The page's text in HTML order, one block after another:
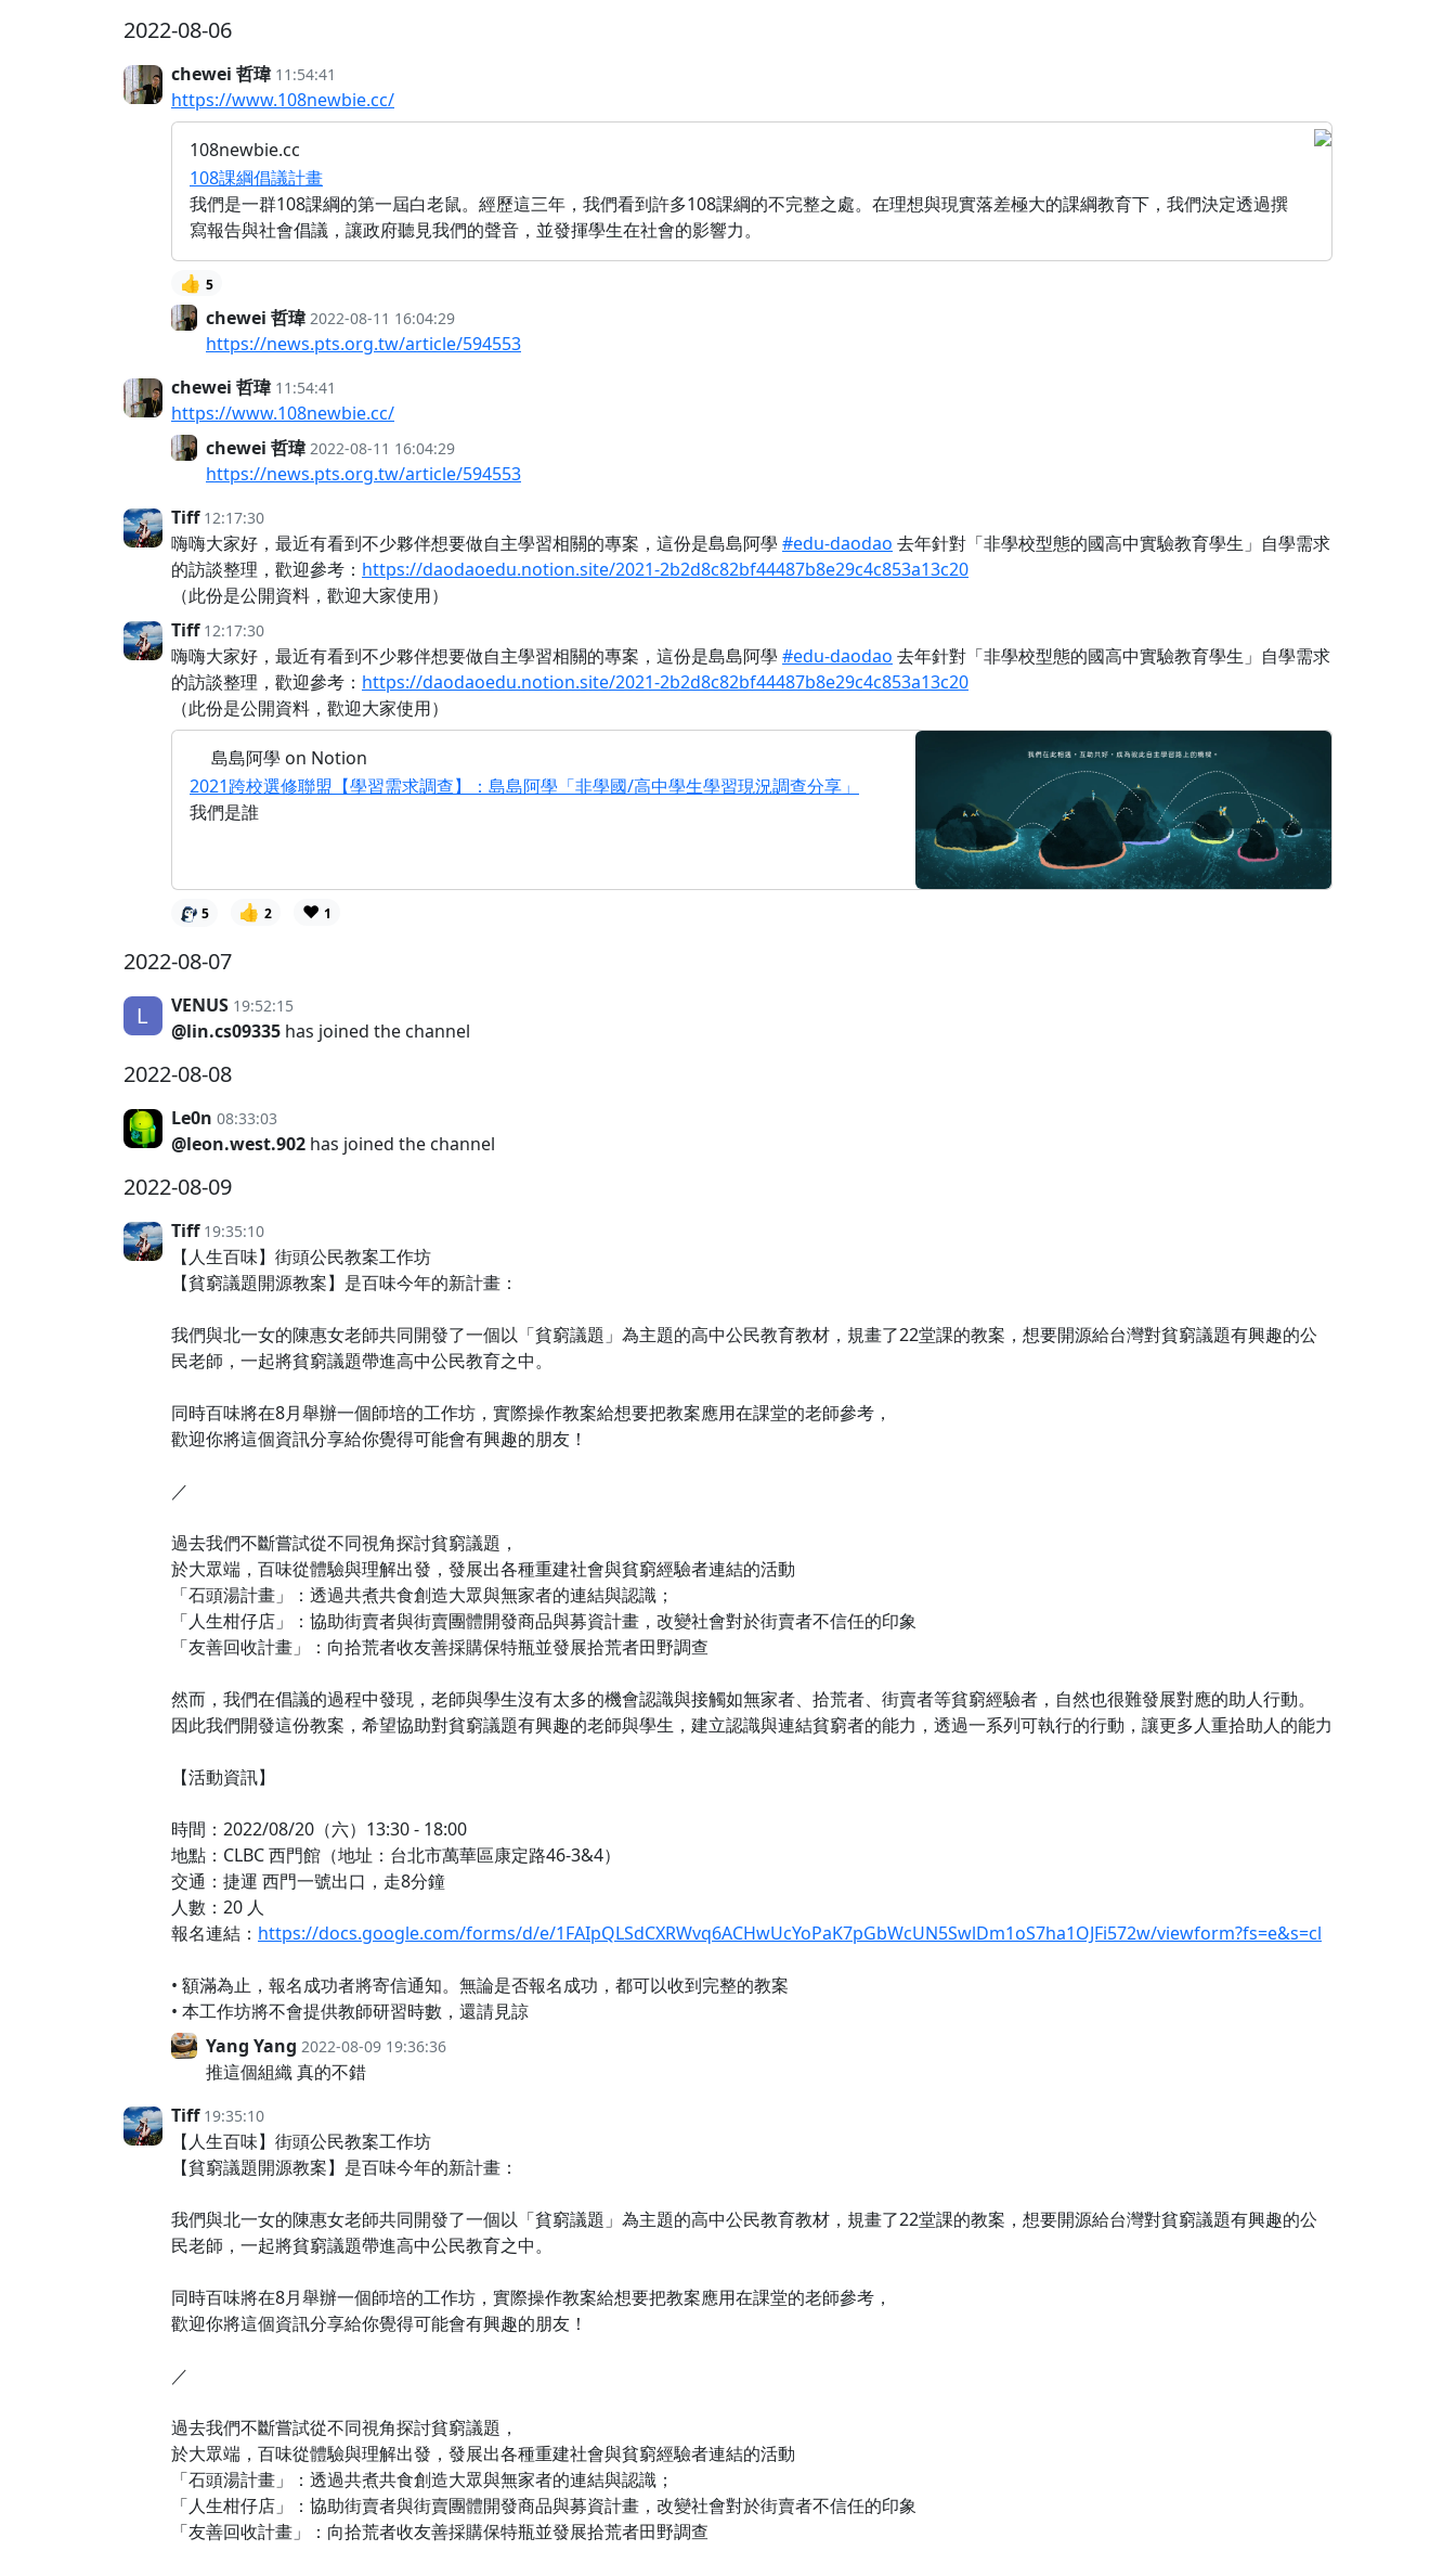
2022-08-06
chewei 哲瑋 11:54:41
https://www.108newbie.cc/
108newbie.cc
108課綱倡議計畫
我們是一群108課綱的第一屆白老鼠。經歷這三年，我們看到許多108課綱的不完整之處。在理想與現實落差極大的課綱教育下，我們決定透過撰
寫報告與社會倡議，讓政府聽見我們的聲音，並發揮學生在社會的影響力。
👍 5
chewei 哲瑋 2022-08-11 16:04:29
https://news.pts.org.tw/article/594553
chewei 哲瑋 11:54:41
https://www.108newbie.cc/
chewei 哲瑋 2022-08-11 16:04:29
https://news.pts.org.tw/article/594553
Tiff 12:17:30
嗨嗨大家好，最近有看到不少夥伴想要做自主學習相關的專案，這份是島島阿學#edu-daodao 去年針對「非學校型態的國高中實驗教育學生」自學需求
的訪談整理，歡迎參考： https://daodaoedu.notion.site/2021-2b2d8c82bf44487b8e29c4c853a13c20
（此份是公開資料，歡迎大家使用）
Tiff 12:17:30
嗨嗨大家好，最近有看到不少夥伴想要做自主學習相關的專案，這份是島島阿學#edu-daodao 去年針對「非學校型態的國高中實驗教育學生」自學需求
的訪談整理，歡迎參考： https://daodaoedu.notion.site/2021-2b2d8c82bf44487b8e29c4c853a13c20
（此份是公開資料，歡迎大家使用）
島島阿學 on Notion
2021跨校選修聯盟【學習需求調查】：島島阿學「非學國/高中學生學習現況調查分享」
我們是誰
5 👍 2 ❤️ 1
2022-08-07
VENUS 19:52:15
@lin.cs09335 has joined the channel
2022-08-08
Le0n 08:33:03
@leon.west.902 has joined the channel
2022-08-09
Tiff 19:35:10
【人生百味】街頭公民教案工作坊
【貧窮議題開源教案】是百味今年的新計畫：
我們與北一女的陳惠女老師共同開發了一個以「貧窮議題」為主題的高中公民教育教材，規畫了22堂課的教案，想要開源給台灣對貧窮議題有興趣的公
民老師，一起將貧窮議題帶進高中公民教育之中。
同時百味將在8月舉辦一個師培的工作坊，實際操作教案給想要把教案應用在課堂的老師參考，
歡迎你將這個資訊分享給你覺得可能會有興趣的朋友！
／
過去我們不斷嘗試從不同視角探討貧窮議題，
於大眾端，百味從體驗與理解出發，發展出各種重建社會與貧窮經驗者連結的活動
「石頭湯計畫」：透過共煮共食創造大眾與無家者的連結與認識；
「人生柑仔店」：協助街賣者與街賣團體開發商品與募資計畫，改變社會對於街賣者不信任的印象
「友善回收計畫」：向拾荒者收友善採購保特瓶並發展拾荒者田野調查
然而，我們在倡議的過程中發現，老師與學生沒有太多的機會認識與接觸如無家者、拾荒者、街賣者等貧窮經驗者，自然也很難發展對應的助人行動。
因此我們開發這份教案，希望協助對貧窮議題有興趣的老師與學生，建立認識與連結貧窮者的能力，透過一系列可執行的行動，讓更多人重拾助人的能力
【活動資訊】
時間：2022/08/20（六）13:30 - 18:00
地點：CLBC 西門館（地址：台北市萬華區康定路46-3&4）
交通：捷運 西門一號出口，走8分鐘
人數：20 人
報名連結： https://docs.google.com/forms/d/e/1FAIpQLSdCXRWvq6ACHwUcYoPaK7pGbWcUN5SwlDm1oS7ha1OJFi572w/viewform?fs=e&s=cl
• 額滿為止，報名成功者將寄信通知。無論是否報名成功，都可以收到完整的教案
• 本工作坊將不會提供教師研習時數，還請見諒
Yang Yang 2022-08-09 19:36:36
推這個組織 真的不錯
Tiff 19:35:10
【人生百味】街頭公民教案工作坊
【貧窮議題開源教案】是百味今年的新計畫：
我們與北一女的陳惠女老師共同開發了一個以「貧窮議題」為主題的高中公民教育教材，規畫了22堂課的教案，想要開源給台灣對貧窮議題有興趣的公
民老師，一起將貧窮議題帶進高中公民教育之中。
同時百味將在8月舉辦一個師培的工作坊，實際操作教案給想要把教案應用在課堂的老師參考，
歡迎你將這個資訊分享給你覺得可能會有興趣的朋友！
／
過去我們不斷嘗試從不同視角探討貧窮議題，
於大眾端，百味從體驗與理解出發，發展出各種重建社會與貧窮經驗者連結的活動
「石頭湯計畫」：透過共煮共食創造大眾與無家者的連結與認識；
「人生柑仔店」：協助街賣者與街賣團體開發商品與募資計畫，改變社會對於街賣者不信任的印象
「友善回收計畫」：向拾荒者收友善採購保特瓶並發展拾荒者田野調查